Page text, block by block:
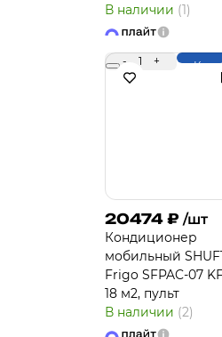
В наличии (1)
- 1 +
20474 ₽ /шт
Кондиционер
мобильный
Frigo SFPAC-07
18 м2, пульт
В наличии (2)